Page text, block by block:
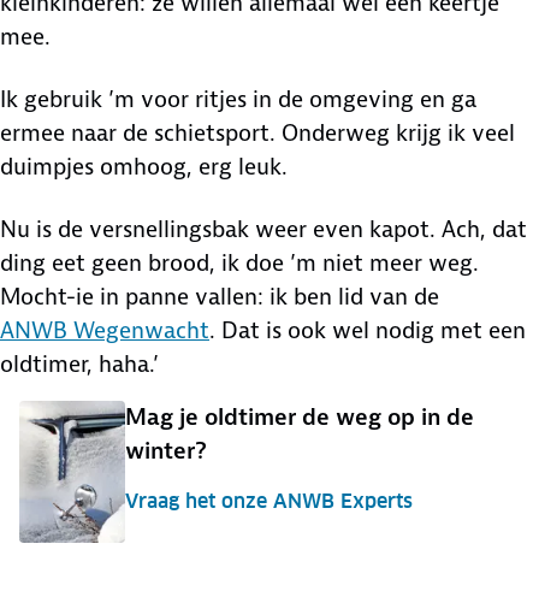
mee.
Ik gebruik ’m voor ritjes in de omgeving en ga
ermee naar de schietsport. Onderweg krijg ik veel
duimpjes omhoog, erg leuk.
Nu is de versnellingsbak weer even kapot. Ach, dat
ding eet geen brood, ik doe ’m niet meer weg.
Mocht-ie in panne vallen: ik ben lid van de
ANWB Wegenwacht. Dat is ook wel nodig met een
oldtimer, haha.’
Mag je oldtimer de weg op in de
winter?
Vraag het onze ANWB Experts